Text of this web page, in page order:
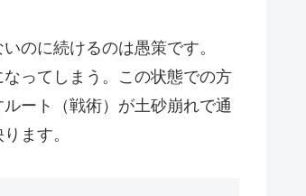
のに続けるのは愚策です。
ってしまう。この状態での方
ート（戦術）が土砂崩れで通
ます。